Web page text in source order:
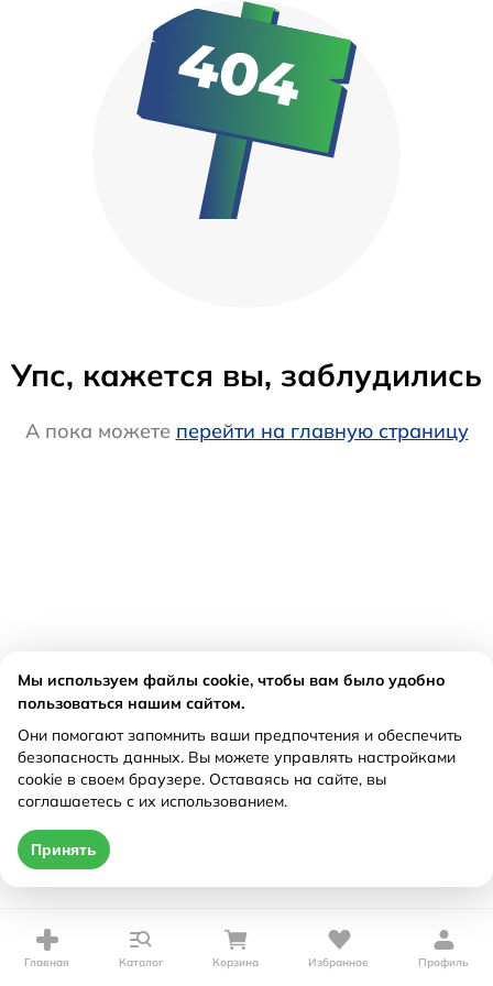
Упс, кажется вы, заблудились
А пока можете перейти на главную страницу
Главная Каталог Корзина Избранное Профиль
Мы используем файлы cookie, чтобы вам было удобно
пользоваться нашим сайтом.
Они помогают запомнить ваши предпочтения и обеспечить
безопасность данных. Вы можете управлять настройками
cookie в своем браузере. Оставаясь на сайте, вы
соглашаетесь с их использованием.
Принять